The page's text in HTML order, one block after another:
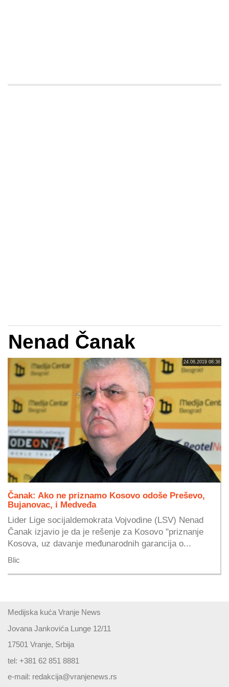
Nenad Čanak
24.06.2019 08:36
Čanak: Ako ne priznamo Kosovo odoše Preševo,
Bujanovac, i Medveđa
Lider Lige socijaldemokrata Vojvodine (LSV) Nenad
Čanak izjavio je da je rešenje za Kosovo "priznanje
Kosova, uz davanje međunarodnih garancija o...
Blic
Medijska kuća Vranje News
Jovana Jankovića Lunge 12/11
17501 Vranje, Srbija
tel: +381 62 851 8881
e-mail: redakcija@vranjenews.rs